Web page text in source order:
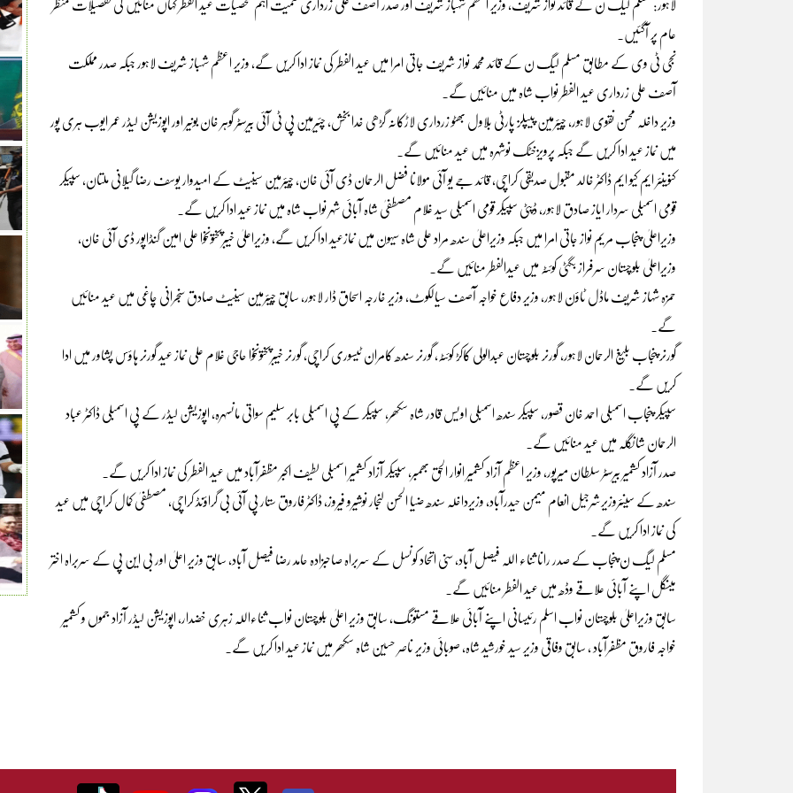
عام پر آگئیں۔
نجی ٹی وی کے مطابق مسلم لیگ ن کے قائد محمد نواز شریف جاتی امرا میں عید الفطر کی نماز ادا کریں گے، وزیر اعظم شہباز شریف لاہور جبکہ صدر مملکت
آصف علی زرداری عید الفطر نواب شاہ میں منائیں گے۔
وزیر داخلہ محسن نقوی لاہور، چیئرمین پیپلز پارٹی بلاول بھٹو زرداری لاڑکانہ گڑھی خدا بخش، چئیرمین پی ٹی آئی بیرسٹر گوہر خان بونیر اور اپوزیشن لیڈر عمر ایوب ہری پور
میں نماز عید ادا کریں گے جبکہ پرویزخٹک نوشہرہ میں عید منائیں گے۔
کنوینئر ایم کیو ایم ڈاکٹر خالد مقبول صدیقی کراچی، قائد جے یو آئی مولانا فضل الرحمان ڈی آئی خان، چیئرمین سینیٹ کے امیدوار یوسف رضا گیلانی ملتان، سپیکر
قومی اسمبلی سردار ایاز صادق لاہور، ڈپٹی سپیکر قومی اسمبلی سید غلام مصطفیٰ شاہ آبائی شہر نواب شاہ میں نماز عید ادا کریں گے۔
وزیراعلیٰ پنجاب مریم نواز جاتی امرا میں جبکہ وزیراعلیٰ سندھ مراد علی شاہ سیہون میں نمازعید ادا کریں گے، وزیراعلیٰ خیبرپختونخوا علی امین گنڈاپور ڈی آئی خان،
وزیراعلیٰ بلوچستان سرفراز بگٹی کوئٹہ میں عیدالفطر منائیں گے۔
حمزہ شہاز شریف ماڈل ٹاؤن لاہور، وزیر دفاع خواجہ آصف سیالکوٹ، وزیر خارجہ اسحاق ڈار لاہور، سابق چیئرمین سینیٹ صادق سنجرانی چاغی میں عید منائیں
گے۔
گورنر پنجاب بلیغ الرحمان لاہور، گورنر بلوچستان عبدالولی کاکڑ کوئٹہ، گورنر سندھ کامران ٹیسوری کراچی، گورنر خیبرپختونخوا حاجی غلام علی نماز عید گورنر ہاؤس پشاور میں ادا
کریں گے۔
سپیکر پنجاب اسمبلی احمد خان قصور، سپیکر سندھ اسمبلی اویس قادر شاہ سکھر، سپیکر کے پی اسمبلی بابر سلیم سواتی مانسہرہ، اپوزیشن لیڈر کے پی اسمبلی ڈاکٹر عباد
الرحمان شانگلہ میں عید منائیں گے۔
صدر آزاد کشمیر بیرسٹر سلطان میرپور، وزیر اعظم آزاد کشمیر انوار الحق بھمبر، سپیکر آزاد کشمیر اسمبلی لطیف اکبر مظفرآباد میں عید الفطر کی نماز ادا کریں گے۔
سندھ کے سینئروزیرشرجیل انعام میمن حیدرآباد، وزیرداخلہ سندھ ضیا الحسن لنجار نوشیرو فیروز، ڈاکٹر فاروق ستار پی آئی بی گراؤنڈ کراچی، مصطفیٰ کمال کراچی میں عید
کی نماز ادا کریں گے۔
مسلم لیگ ن پنجاب کے صدر رانا ثناء اللہ فیصل آباد، سنی اتحاد کونسل کے سربراہ صاحبزادہ حامد رضا فیصل آباد، سابق وزیر اعلیٰ اور بی این پی کے سربراہ اختر
مینگل اپنے آبائی علاقے وڈھ میں عید الفطر منائیں گے۔
سابق وزیراعلیٰ بلوچستان نواب اسلم رئیسانی اپنے آبائی علاقے مستونگ، سابق وزیر اعلیٰ بلوچستان نواب ثناءاللہ زہری خضدار، اپوزیشن لیڈر آزاد جموں و کشمیر
خواجہ فاروق مظفرآباد ، سابق وفاقی وزیر سید خورشید شاہ، صوبائی وزیر ناصر حسین شاہ سکھر میں نماز عید ادا کریں گے۔